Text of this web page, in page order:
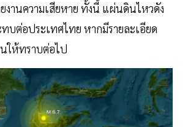
งานความเสียหาย ทั้งนี้ แผ่นดินไหวดัง
ทบต่อประเทศไทย หากมีรายละเอียด
นให้ทราบต่อไป